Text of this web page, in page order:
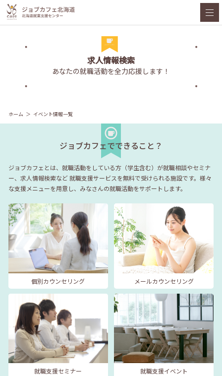
求人情報検索
あなたの就職活動を全力応援します！
ホーム イベント情報一覧
ジョブカフェでできること？
ジョブカフェとは、就職活動をしている方（学生含む）が就職相談やセミナ
ー、求人情報検索など就職支援サービスを無料で受けられる施設です。様々
な支援メニューを用意し、みなさんの就職活動をサポートします。
個別カウンセリング メールカウンセリング
就職支援セミナー 就職支援イベント